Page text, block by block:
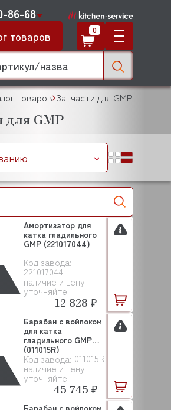
товаров
86-68
0
товаров Запчасти для GMP
для GMP
Код завода:
221017044
наличие и цену
уточняйте
Амортизатор для
катка гладильного
GMP (221017044)
12 828 ₽
Код завода: 011015R
наличие и цену
уточняйте
Барабан с войлоком
для катка
гладильного GMP
(011015R)
45 745 ₽
Барабан с войлоком